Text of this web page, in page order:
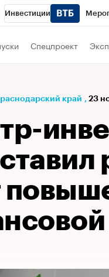
Инвестиции
Спецпроект
край , 23